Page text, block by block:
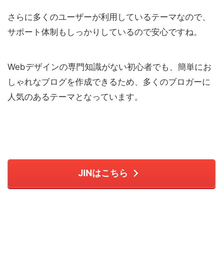
さらに多くのユーザーが利用しているテーマなので、
サポート体制もしっかりしているので安心ですね。
Webデザインの専門知識がない初心者でも、簡単にお
しゃれなブログを作成できるため、多くのブロガーに
人気のあるテーマとなっています。
JINはこちら